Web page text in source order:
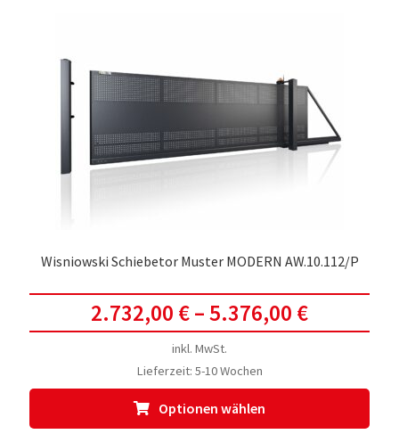
Wisniowski Schiebetor Muster MODERN AW.10.112/P
2.732,00 €–5.376,00 €
inkl. MwSt.
Lieferzeit: 5-10 Wochen
Optionen wählen